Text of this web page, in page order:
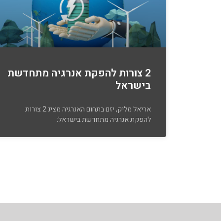
2 צורות להפקת אנרגיה מתחדשת
בישראל
אריאל מליק, יזם בתחום האנרגיה מציג 2 צורות
להפקת אנרגיה מתחדשת בישראל: